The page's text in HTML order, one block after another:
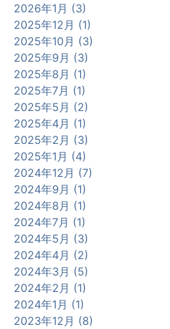
2026年1月 (3)
2025年12月 (1)
2025年10月 (3)
2025年9月 (3)
2025年8月 (1)
2025年7月 (1)
2025年5月 (2)
2025年4月 (1)
2025年2月 (3)
2025年1月 (4)
2024年12月 (7)
2024年9月 (1)
2024年8月 (1)
2024年7月 (1)
2024年5月 (3)
2024年4月 (2)
2024年3月 (5)
2024年2月 (1)
2024年1月 (1)
2023年12月 (8)